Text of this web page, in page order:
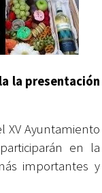
la presentación
XV Ayuntamiento
en la
importantes y